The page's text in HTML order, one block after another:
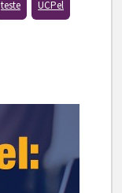
teste UCPel